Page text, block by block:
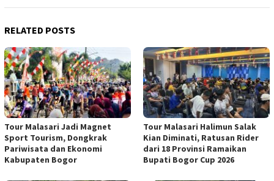
RELATED POSTS
Tour Malasari Jadi Magnet
Sport Tourism, Dongkrak
Pariwisata dan Ekonomi
Kabupaten Bogor
Tour Malasari Halimun Salak
Kian Diminati, Ratusan Rider
dari 18 Provinsi Ramaikan
Bupati Bogor Cup 2026